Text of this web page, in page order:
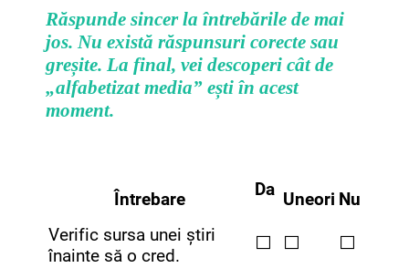
Răspunde sincer la întrebările de mai
jos. Nu există răspunsuri corecte sau
greșite. La final, vei descoperi cât de
„alfabetizat media” ești în acest
moment.
Întrebare Da Uneori Nu
Verific sursa unei știri
înainte să o cred.
⬜ ⬜
⬜